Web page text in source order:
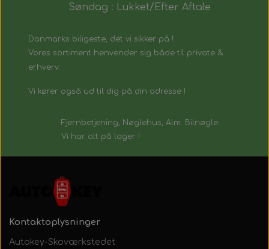
Søndag : Lukket/Efter Aftale
Danmarks biligeste, det vi sikker på !
Vores sortiment henvender sig både til private &
erhverv.
Vi kører også ud til dig på din adresse !
Fjernbetjening, Nøglehus, Alm. Bilnøgle
Vi har alt på lager !
Kontaktoplysninger
Autokey-Skoværkstedet